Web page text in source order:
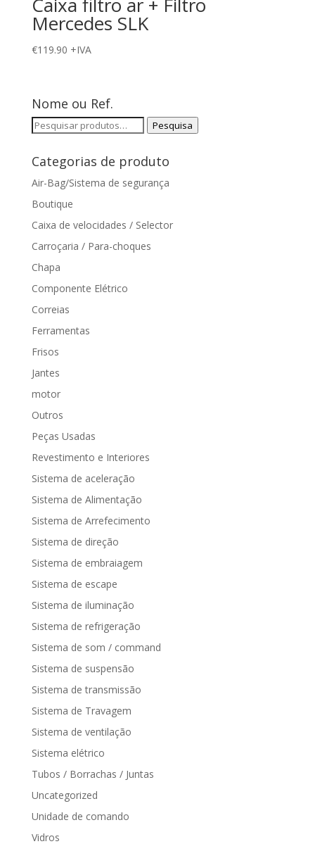
Caixa filtro ar + Filtro
Mercedes SLK
€119.90 +IVA
Nome ou Ref.
Pesquisar
Pesquisa
Categorias de produto
Air-Bag/Sistema de segurança
Boutique
Caixa de velocidades / Selector
Carroçaria / Para-choques
Chapa
Componente Elétrico
Correias
Ferramentas
Frisos
Jantes
motor
Outros
Peças Usadas
Revestimento e Interiores
Sistema de aceleração
Sistema de Alimentação
Sistema de Arrefecimento
Sistema de direção
Sistema de embraiagem
Sistema de escape
Sistema de iluminação
Sistema de refrigeração
Sistema de som / command
Sistema de suspensão
Sistema de transmissão
Sistema de Travagem
Sistema de ventilação
Sistema elétrico
Tubos / Borrachas / Juntas
Uncategorized
Unidade de comando
Vidros